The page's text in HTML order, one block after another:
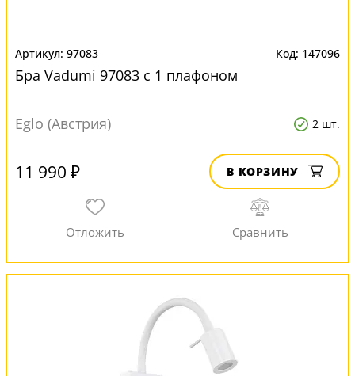
97083 147096
Бра Vadumi 97083 с 1 плафоном
Eglo (Австрия) 2 шт.
11 990 ₽ В КОРЗИНУ